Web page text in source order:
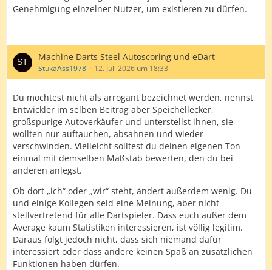
Genehmigung einzelner Nutzer, um existieren zu dürfen.
Machine Darts Steel Autoscoring und eDart
StukaAss1978 12. Juli 2026 um 18:33
Du möchtest nicht als arrogant bezeichnet werden, nennst
Entwickler im selben Beitrag aber Speichellecker,
großspurige Autoverkäufer und unterstellst ihnen, sie
wollten nur auftauchen, absahnen und wieder
verschwinden. Vielleicht solltest du deinen eigenen Ton
einmal mit demselben Maßstab bewerten, den du bei
anderen anlegst.
Ob dort „ich“ oder „wir“ steht, ändert außerdem wenig. Du
und einige Kollegen seid eine Meinung, aber nicht
stellvertretend für alle Dartspieler. Dass euch außer dem
Average kaum Statistiken interessieren, ist völlig legitim.
Daraus folgt jedoch nicht, dass sich niemand dafür
interessiert oder dass andere keinen Spaß an zusätzlichen
Funktionen haben dürfen.